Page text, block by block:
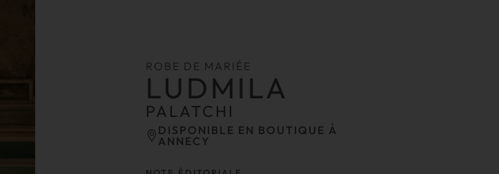
ROBE DE MARIÉE
LUDMILA
PALATCHI
DISPONIBLE EN BOUTIQUE À
ANNECY